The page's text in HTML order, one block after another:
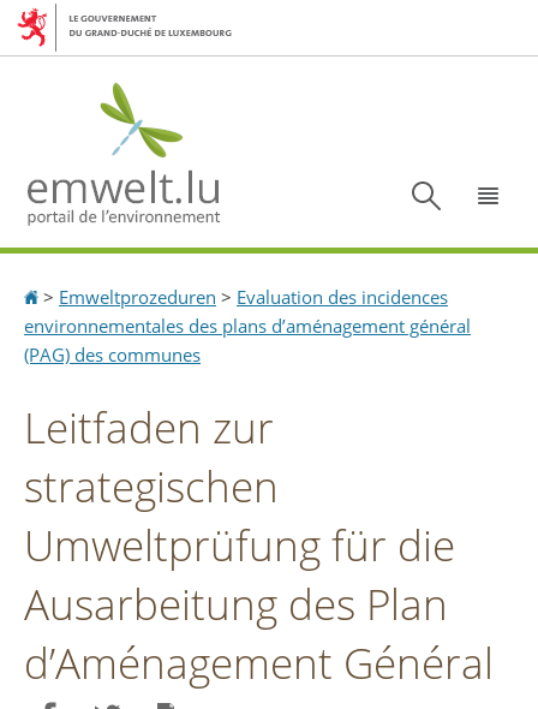
Aller
Aller
Accueil
> Emweltprozeduren > Evaluation des incidences
environnementales des plans d’aménagement général
(PAG) des communes
Leitfaden zur
strategischen
Umweltprüfung für die
Ausarbeitung des Plan
d’Aménagement Général